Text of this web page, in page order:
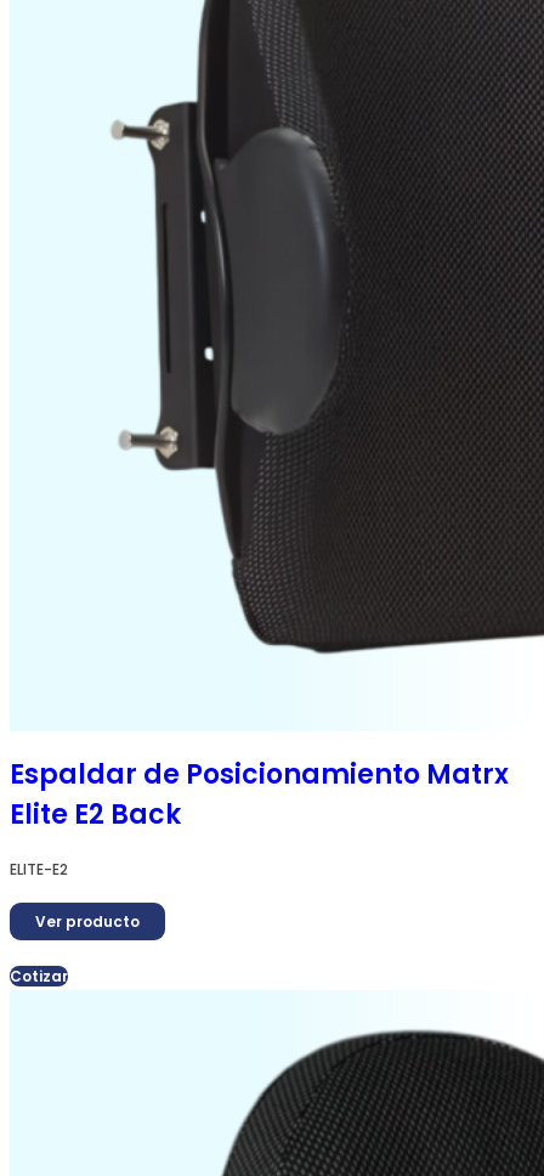
Espaldar de Posicionamiento Matrx
Elite E2 Back
ELITE-E2
Ver producto
Cotizar